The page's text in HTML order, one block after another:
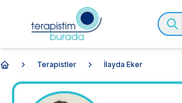
Terapistler İlayda Eker